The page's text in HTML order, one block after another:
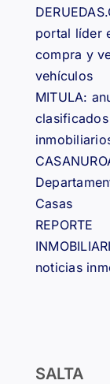
portal líder
compra y
vehículos
MITULA:
clasificados
Casas
REPORTE
noticias
SALTA